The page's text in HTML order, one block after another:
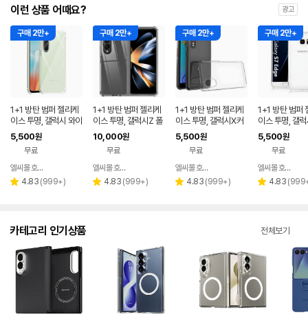
이런 상품 어때요? 광고
구매 2만+
1+1 방탄 범퍼 젤리케
이스 투명, 갤럭시 와이
드8 (M166)
5,500원
무료
페이
엘씨몰 호구다 폰케이스
별 4.83 리
(999+)
구매 2만+
1+1 방탄 범퍼 젤리케
이스 투명, 갤럭시Z 폴
드3 지폴드3
10,000원
무료
페이
엘씨몰 호구다 폰케이스
별 4.83 리
(999+)
구매 2만+
1+1 방탄 범퍼 젤리케
이스 투명, 갤럭시X커
버5 SM-G525N 키
즈폰
5,500원
무료
페이
엘씨몰 호구다 폰케이스
별 4.83 리
(999+)
구매 2만+
1+1 방탄 범퍼
이스 투명, 갤
엣지
5,500원
무료
엘씨몰 호구다 폰케이스
별 4.83 리
(
카테고리 인기상품 전체보기